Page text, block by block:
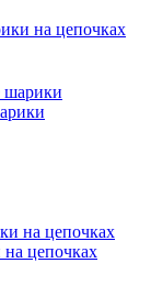
на цепочках
цепочках